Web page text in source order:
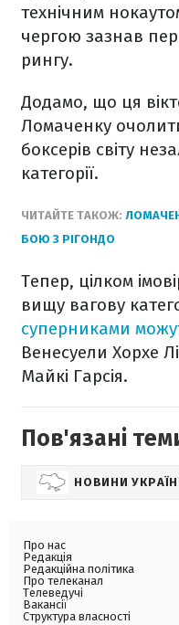
технічним
чергою зазнав
рингу.
Додамо, що ця
Ломаченку
боксерів світу
категорії.
ЧИТАЙТЕ ТАКОЖ:
БОЮ З РІГОНДО
Тепер, цілком
вищу вагову
суперниками
Венесуели Хорхе
Майкі Гарсія.
Пов'язані
НОВИНИ
Про нас
Редакція
Редакційна політика
Про телеканал
Телеведучі
Вакансії
Структура власності